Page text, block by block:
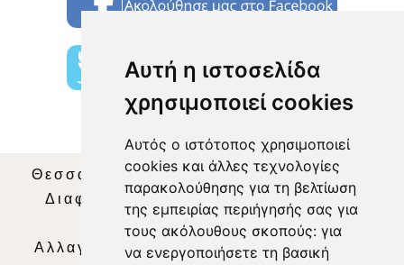
Αυτή η ιστοσελίδα
χρησιμοποιεί cookies
Αυτός ο ιστότοπος χρησιμοποιεί
cookies και άλλες τεχνολογίες
παρακολούθησης για τη βελτίωση
της εμπειρίας περιήγησής σας για
τους ακόλουθους σκοπούς: για
να ενεργοποιήσετε τη βασική
Θεσσαλία Τηλεόραση|SNG Services
Διαφήμιση | Όροι Χρήσης |Δήλωση
Απορρήτου |
Περιεχόμενο
Αλλαγή Προτιμήσεων για τα Cookies